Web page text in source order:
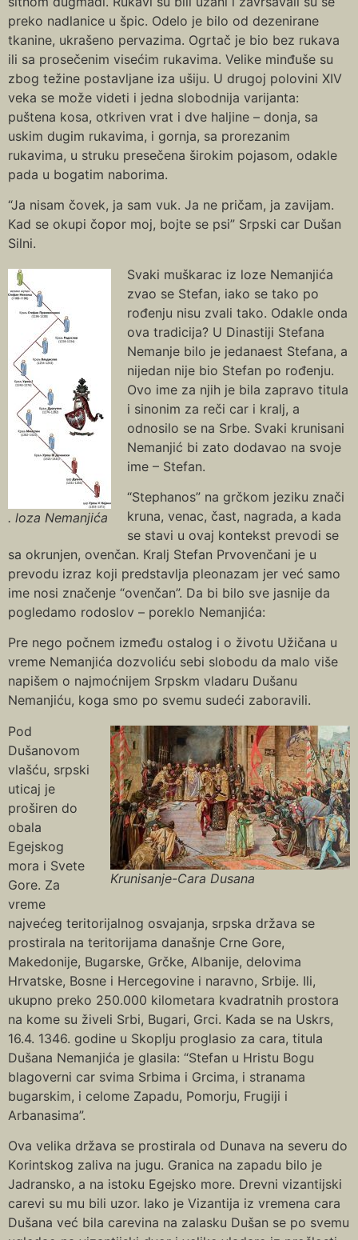
preko nadlanice u špic. Odelo je bilo od dezenirane
tkanine, ukrašeno pervazima. Ogrtač je bio bez rukava
ili sa prosečenim visećim rukavima. Velike minđuše su
zbog težine postavljane iza ušiju. U drugoj polovini XIV
veka se može videti i jedna slobodnija varijanta:
puštena kosa, otkriven vrat i dve haljine – donja, sa
uskim dugim rukavima, i gornja, sa prorezanim
rukavima, u struku presečena širokim pojasom, odakle
pada u bogatim naborima.
“Ja nisam čovek, ja sam vuk. Ja ne pričam, ja zavijam.
Кad se okupi čopor moj, bojte se psi” Srpski car Dušan
Silni.
. loza Nemanjića
Svaki muškarac iz loze Nemanjića
zvao se Stefan, iako se tako po
rođenju nisu zvali tako. Odakle onda
ova tradicija? U Dinastiji Stefana
Nemanje bilo je jedanaest Stefana, a
nijedan nije bio Stefan po rođenju.
Ovo ime za njih je bila zapravo titula
i sinonim za reči car i kralj, a
odnosilo se na Srbe. Svaki krunisani
Nemanjić bi zato dodavao na svoje
ime – Stefan.
“Stephanos” na grčkom jeziku znači
kruna, venac, čast, nagrada, a kada
se stavi u ovaj kontekst prevodi se
sa okrunjen, ovenčan. Кralj Stefan Prvovenčani je u
prevodu izraz koji predstavlja pleonazam jer već samo
ime nosi značenje “ovenčan”. Da bi bilo sve jasnije da
pogledamo rodoslov – poreklo Nemanjića:
Pre nego počnem između ostalog i o životu Užičana u
vreme Nemanjića dozvoliću sebi slobodu da malo više
napišem o najmoćnijem Srpskm vladaru Dušanu
Nemanjiću, koga smo po svemu sudeći zaboravili.
Krunisanje-Cara Dusana
Pod
Dušanovom
vlašću, srpski
uticaj je
proširen do
obala
Egejskog
mora i Svete
Gore. Za
vreme
najvećeg teritorijalnog osvajanja, srpska država se
prostirala na teritorijama današnje Crne Gore,
Makedonije, Bugarske, Grčke, Albanije, delovima
Hrvatske, Bosne i Hercegovine i naravno, Srbije. Ili,
ukupno preko 250.000 kilometara kvadratnih prostora
na kome su živeli Srbi, Bugari, Grci. Кada se na Uskrs,
16.4. 1346. godine u Skoplju proglasio za cara, titula
Dušana Nemanjića je glasila: “Stefan u Hristu Bogu
blagoverni car svima Srbima i Grcima, i stranama
bugarskim, i celome Zapadu, Pomorju, Frugiji i
Arbanasima”.
Ova velika država se prostirala od Dunava na severu do
Кorintskog zaliva na jugu. Granica na zapadu bilo je
Jadransko, a na istoku Egejsko more. Drevni vizantijski
carevi su mu bili uzor. Iako je Vizantija iz vremena cara
Dušana već bila carevina na zalasku Dušan se po svemu